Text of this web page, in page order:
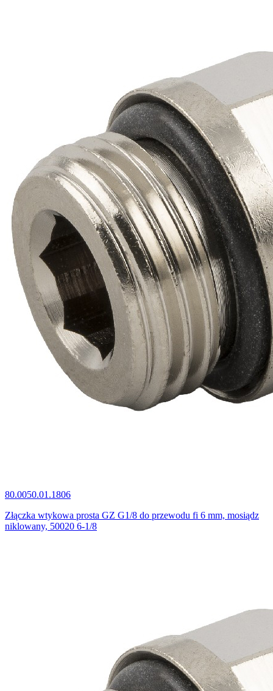
80.0050.01.1806
Złączka wtykowa prosta GZ G1/8 do przewodu fi 6 mm, mosiądz
niklowany, 50020 6-1/8